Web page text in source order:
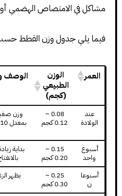
مشاكل في الامتصاص الهضمي
فيما يلي جدول وزن القطط
العمر
الوزن
الطبيعي
(كجم)
الوصف
عند
الولادة
0.08 –
0.12 كجم
وزن
أسبوع
واحد
0.15 –
0.20 كجم
بداية
أسبوعا
ن
0.25 –
0.30 كجم
يظهر